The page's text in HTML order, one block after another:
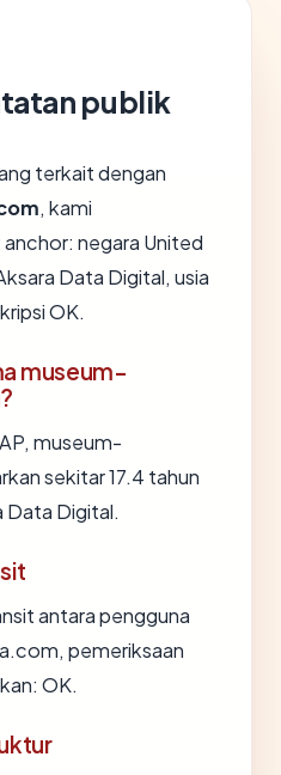
publik
terkait dengan
, kami
negara United
Data Digital, usia
OK.
museum-
museum-
sekitar 17.4 tahun
Data Digital.
antara pengguna
pemeriksaan
OK.